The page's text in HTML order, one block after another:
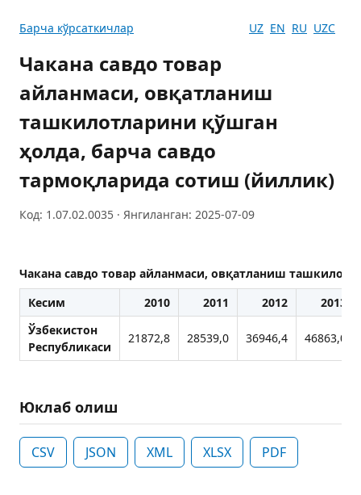
Барча кўрсаткичлар UZ EN RU UZC
Чакана савдо товар
айланмаси, овқатланиш
ташкилотларини қўшган
ҳолда, барча савдо
тармоқларида сотиш (йиллик)
Код: 1.07.02.0035 · Янгиланган: 2025-07-09
Чакана савдо товар айланмаси, овқатланиш
Кесим
2010 2011 2012
2013
Ўзбекистон
Республикаси
21872,8 28539,0 36946,4 46863,0
Юклаб олиш
CSV JSON XML XLSX PDF